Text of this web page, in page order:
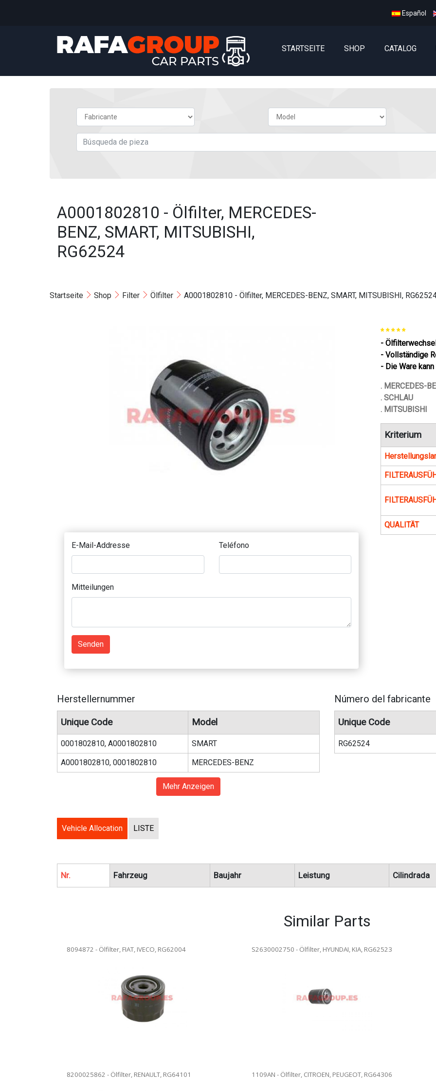
Español
STARTSEITE SHOP CATALOG
A0001802810 - Ölfilter, MERCEDES-
BENZ, SMART, MITSUBISHI,
RG62524
Startseite Shop Filter Ölfilter A0001802810 - Ölfilter, MERCEDES-BENZ, SMART, MITSUBISHI,
E-Mail-Addresse Teléfono
Mitteilungen
Senden
* * * * *
-
- Vollständige
- Die Ware
. MERCEDES-
. SCHLAU
. MITSUBISHI
Kriterium
QUALITÄT
Herstellernummer
Unique Code Model
0001802810, A0001802810 SMART
A0001802810, 0001802810 MERCEDES-BENZ
Mehr Anzeigen
Número del fabricante
Unique Code
RG62524
Vehicle Allocation LISTE
Nr. Fahrzeug Baujahr Leistung Cilindrada
Similar Parts
8094872 - Ölfilter, FIAT, IVECO, RG62004 S2630002750 - Ölfilter, HYUNDAI, KIA, RG62523
9091503006 - Ölfilter. Ölfilterwechsel in
8200025862 - Ölfilter, RENAULT, RG64101 1109AN - Ölfilter, CITROEN, PEUGEOT, RG64306